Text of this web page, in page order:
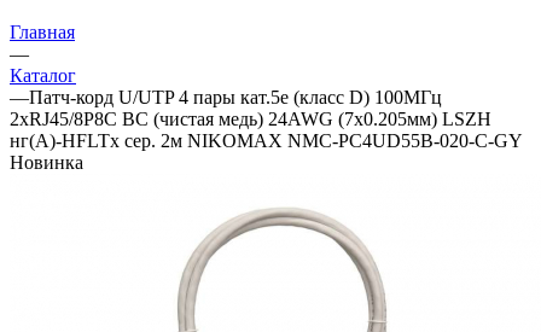
Главная
—
Каталог
—Патч-корд U/UTP 4 пары кат.5e (класс D) 100МГц
2хRJ45/8P8C BC (чистая медь) 24AWG (7х0.205мм) LSZH
нг(А)-HFLTx сер. 2м NIKOMAX NMC-PC4UD55B-020-C-GY
Новинка